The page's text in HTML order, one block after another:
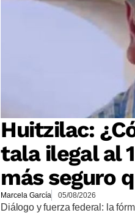
Huitzilac:
tala ilegal al
más seguro
Marcela García 05/08/2026
Diálogo y fuerza federal: la